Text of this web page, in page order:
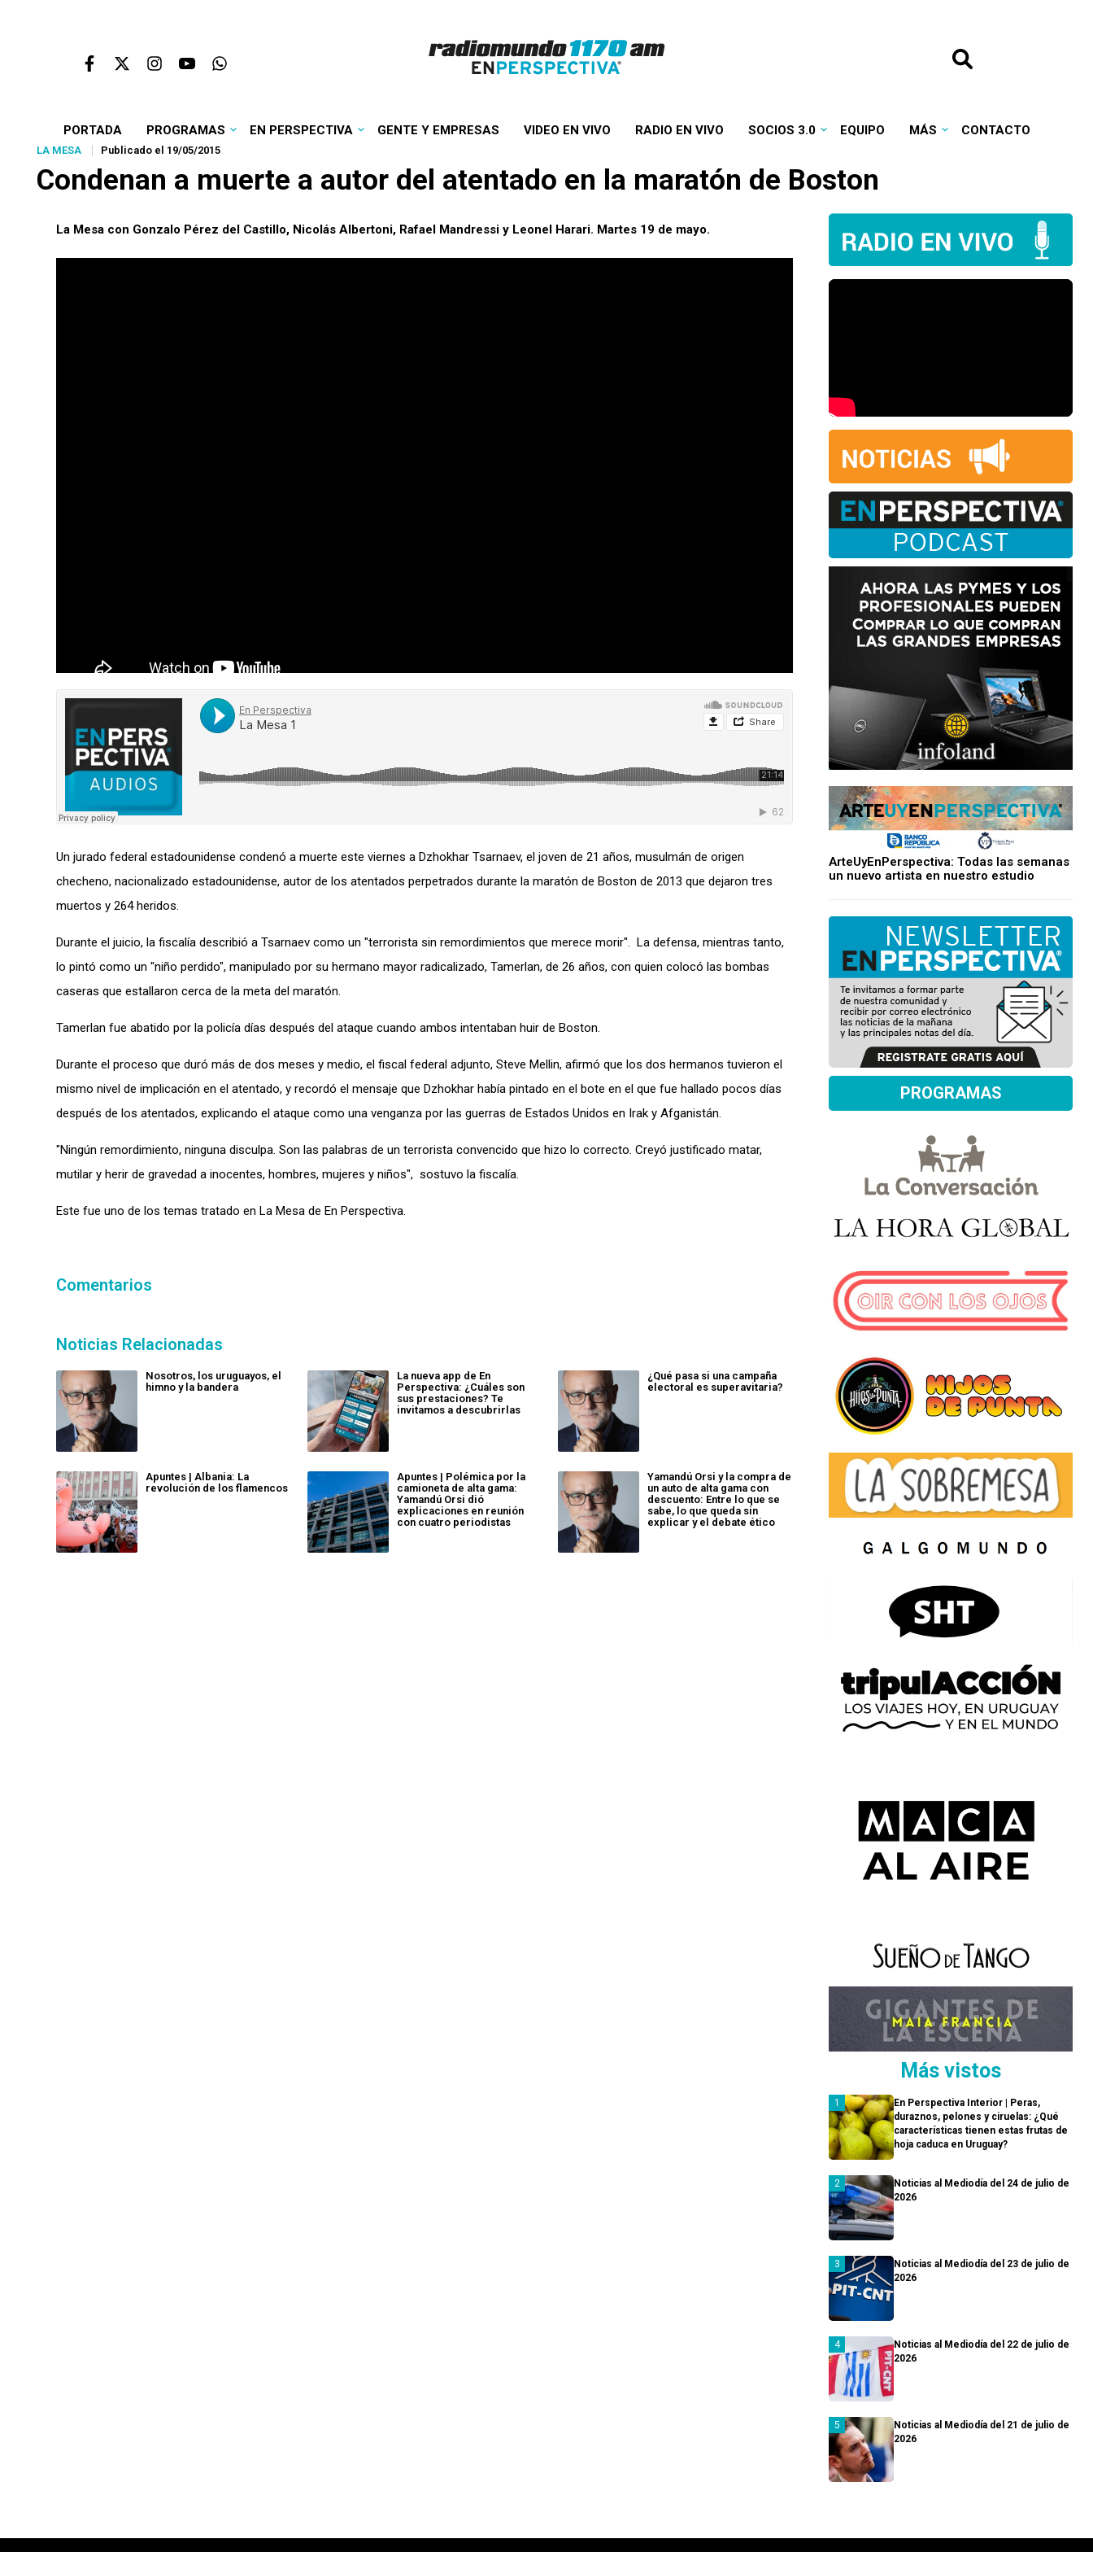
PORTADA PROGRAMAS EN PERSPECTIVA GENTE Y EMPRESAS VIDEO EN VIVO RADIO EN VIVO SOCIOS 3.0 EQUIPO MÁS CONTACTO
LA MESA Publicado el 19/05/2015
Condenan a muerte a autor del atentado en la maratón de Boston
La Mesa con Gonzalo Pérez del Castillo, Nicolás Albertoni, Rafael Mandressi y Leonel Harari. Martes 19 de mayo.
Un jurado federal estadounidense condenó a muerte este viernes a Dzhokhar Tsarnaev, el joven de 21 años, musulmán de origen
checheno, nacionalizado estadounidense, autor de los atentados perpetrados durante la maratón de Boston de 2013 que dejaron tres
muertos y 264 heridos.
Durante el juicio, la fiscalía describió a Tsarnaev como un "terrorista sin remordimientos que merece morir". La defensa, mientras tanto,
lo pintó como un "niño perdido", manipulado por su hermano mayor radicalizado, Tamerlan, de 26 años, con quien colocó las bombas
caseras que estallaron cerca de la meta del maratón.
Tamerlan fue abatido por la policía días después del ataque cuando ambos intentaban huir de Boston.
Durante el proceso que duró más de dos meses y medio, el fiscal federal adjunto, Steve Mellin, afirmó que los dos hermanos tuvieron el
mismo nivel de implicación en el atentado, y recordó el mensaje que Dzhokhar había pintado en el bote en el que fue hallado pocos días
después de los atentados, explicando el ataque como una venganza por las guerras de Estados Unidos en Irak y Afganistán.
"Ningún remordimiento, ninguna disculpa. Son las palabras de un terrorista convencido que hizo lo correcto. Creyó justificado matar,
mutilar y herir de gravedad a inocentes, hombres, mujeres y niños", sostuvo la fiscalía.
Este fue uno de los temas tratado en La Mesa de En Perspectiva.
Comentarios
Noticias Relacionadas
Nosotros, los uruguayos, el
himno y la bandera
La nueva app de En
Perspectiva: ¿Cuáles son
sus prestaciones? Te
invitamos a descubrirlas
¿Qué pasa si una campaña
electoral es superavitaria?
Apuntes | Albania: La
revolución de los flamencos
Apuntes | Polémica por la
camioneta de alta gama:
Yamandú Orsi dió
explicaciones en reunión
con cuatro periodistas
Yamandú Orsi y la compra de
un auto de alta gama con
descuento: Entre lo que se
sabe, lo que queda sin
explicar y el debate ético
ArteUyEnPerspectiva: Todas las semanas
un nuevo artista en nuestro estudio
PROGRAMAS
Más vistos
En Perspectiva Interior | Peras,
duraznos, pelones y ciruelas: ¿Qué
características tienen estas frutas de
hoja caduca en Uruguay?
Noticias al Mediodía del 24 de julio de
2026
Noticias al Mediodía del 23 de julio de
2026
Noticias al Mediodía del 22 de julio de
2026
Noticias al Mediodía del 21 de julio de
2026